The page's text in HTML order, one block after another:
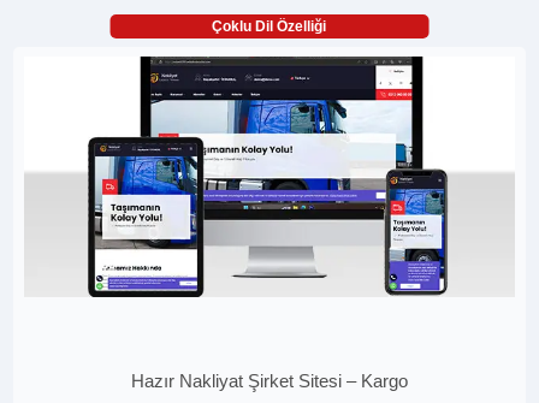
Çoklu Dil Özelliği
Hazır Nakliyat Şirket Sitesi – Kargo